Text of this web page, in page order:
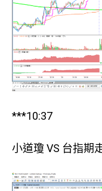
***10:37
小道瓊 VS 台指期